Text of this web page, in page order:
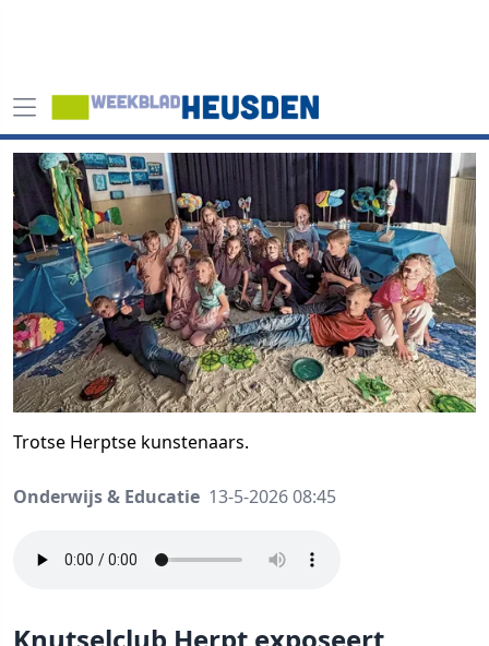
Trotse Herptse kunstenaars.
Onderwijs & Educatie 13-5-2026 08:45